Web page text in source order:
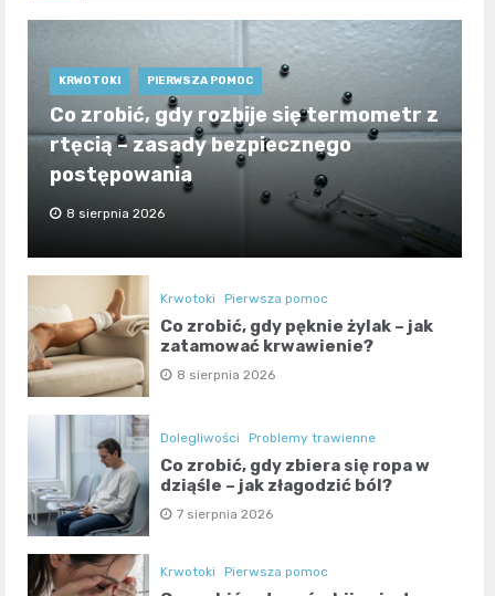
KRWOTOKI PIERWSZA POMOC
Co zrobić, gdy rozbije się termometr z
rtęcią – zasady bezpiecznego
postępowania
8 sierpnia 2026
Krwotoki Pierwsza pomoc
Co zrobić, gdy pęknie żylak – jak
zatamować krwawienie?
8 sierpnia 2026
Dolegliwości Problemy trawienne
Co zrobić, gdy zbiera się ropa w
dziąśle – jak złagodzić ból?
7 sierpnia 2026
Krwotoki Pierwsza pomoc